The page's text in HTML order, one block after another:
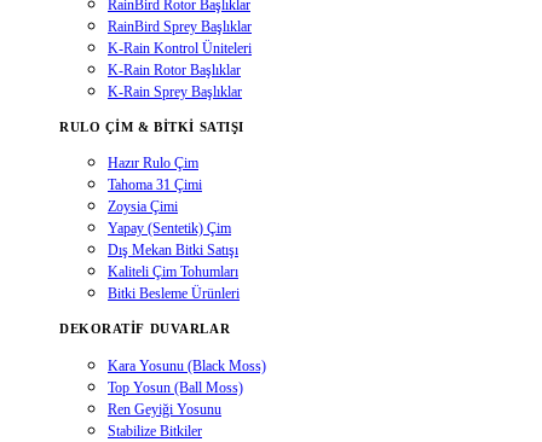
RainBird Rotor Başlıklar
RainBird Sprey Başlıklar
K-Rain Kontrol Üniteleri
K-Rain Rotor Başlıklar
K-Rain Sprey Başlıklar
RULO ÇIM & BITKI SATIŞI
Hazır Rulo Çim
Tahoma 31 Çimi
Zoysia Çimi
Yapay (Sentetik) Çim
Dış Mekan Bitki Satışı
Kaliteli Çim Tohumları
Bitki Besleme Ürünleri
DEKORATIF DUVARLAR
Kara Yosunu (Black Moss)
Top Yosun (Ball Moss)
Ren Geyiği Yosunu
Stabilize Bitkiler